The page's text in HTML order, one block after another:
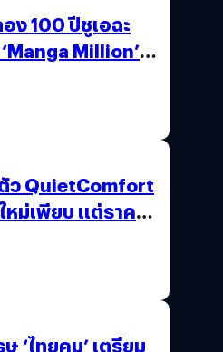
ง 100 ปีชูเอฉะ
Million’
ว QuietComfort
หม่เพียบ แต่ราคา
‘ไทยคม’ เตรียม